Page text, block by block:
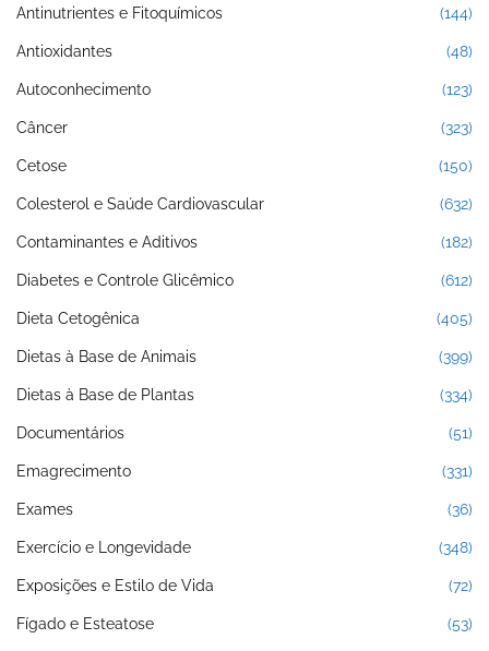
Antinutrientes e Fitoquímicos (144)
Antioxidantes (48)
Autoconhecimento (123)
Câncer (323)
Cetose (150)
Colesterol e Saúde Cardiovascular (632)
Contaminantes e Aditivos (182)
Diabetes e Controle Glicêmico (612)
Dieta Cetogênica (405)
Dietas à Base de Animais (399)
Dietas à Base de Plantas (334)
Documentários (51)
Emagrecimento (331)
Exames (36)
Exercício e Longevidade (348)
Exposições e Estilo de Vida (72)
Fígado e Esteatose (53)